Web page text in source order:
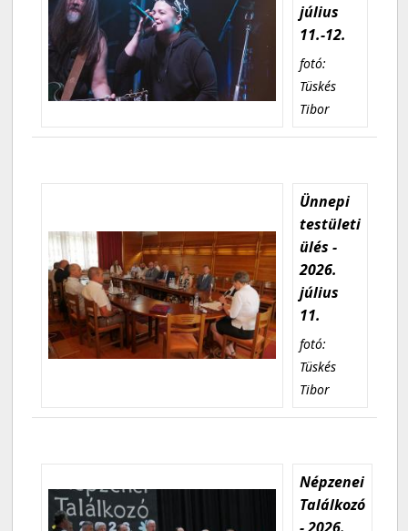
július
11.-12.
fotó:
Tüskés
Tibor
Ünnepi
testületi
ülés -
2026.
július
11.
fotó:
Tüskés
Tibor
Népzenei
Találkozó